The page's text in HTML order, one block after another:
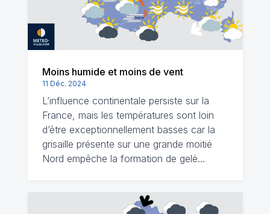
Moins humide et moins de vent
11 Déc. 2024
L’influence continentale persiste sur la
France, mais les températures sont loin
d’être exceptionnellement basses car la
grisaille présente sur une grande moitié
Nord empêche la formation de gelé…